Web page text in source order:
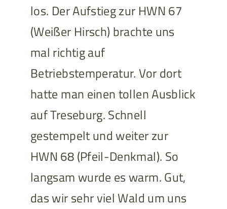
los. Der Aufstieg zur HWN 67
(Weißer Hirsch) brachte uns
mal richtig auf
Betriebstemperatur. Vor dort
hatte man einen tollen Ausblick
auf Treseburg. Schnell
gestempelt und weiter zur
HWN 68 (Pfeil-Denkmal). So
langsam wurde es warm. Gut,
das wir sehr viel Wald um uns